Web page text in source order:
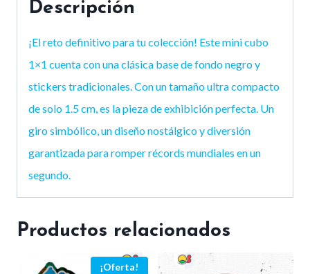
Descripción
¡El reto definitivo para tu colección! Este mini cubo
1×1 cuenta con una clásica base de fondo negro y
stickers tradicionales. Con un tamaño ultra compacto
de solo 1.5 cm, es la pieza de exhibición perfecta. Un
giro simbólico, un diseño nostálgico y diversión
garantizada para romper récords mundiales en un
segundo.
Productos relacionados
¡Oferta!